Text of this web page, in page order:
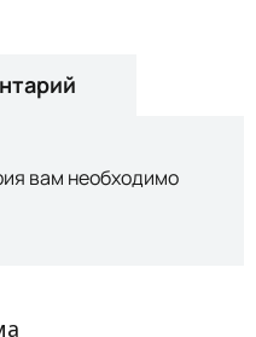
вам необходимо